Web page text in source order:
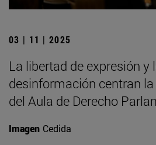
03 | 11 | 2025
La libertad de expresión y
desinformación centran
del Aula de Derecho
Imagen Cedida